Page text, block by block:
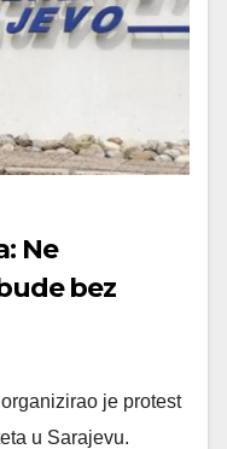
Ne
bez
je protest
u Sarajevu.